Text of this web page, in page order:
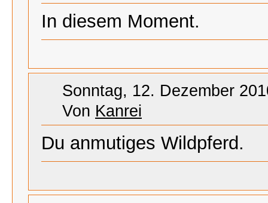
In diesem Moment.
Sonntag, 12. Dezember
Von Kanrei
Du anmutiges Wildpferd.